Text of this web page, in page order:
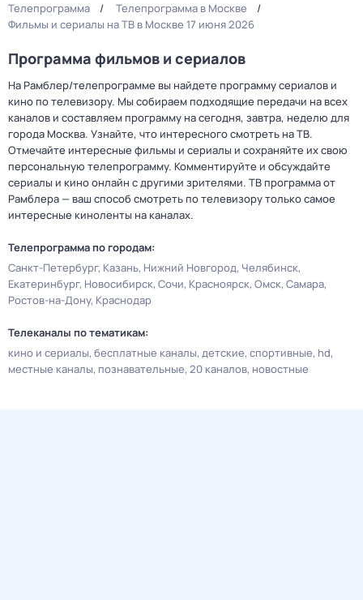
Телепрограмма
Телепрограмма в Москве
Фильмы и сериалы на ТВ в Москве 17 июня 2026
Программа фильмов и сериалов
На Рамблер/телепрограмме вы найдете программу сериалов и
кино по телевизору. Мы собираем подходящие передачи на всех
каналов и составляем программу на сегодня, завтра, неделю для
города Москва. Узнайте, что интересного смотреть на ТВ.
Отмечайте интересные фильмы и сериалы и сохраняйте их свою
персональную телепрограмму. Комментируйте и обсуждайте
сериалы и кино онлайн с другими зрителями. ТВ программа от
Рамблера — ваш способ смотреть по телевизору только самое
интересные киноленты на каналах.
Телепрограмма по городам:
Санкт-Петербург Казань Нижний Новгород Челябинск
Екатеринбург Новосибирск Сочи Красноярск Омск Самара
Ростов-на-Дону Краснодар
Телеканалы по тематикам:
кино и сериалы бесплатные каналы детские спортивные hd
местные каналы познавательные 20 каналов новостные